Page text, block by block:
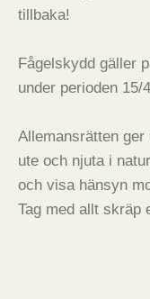
tillbaka!
Fågelskydd gäller
under perioden 15/
Allemansrätten
ute och njuta i
och visa hänsyn
Tag med allt skräp